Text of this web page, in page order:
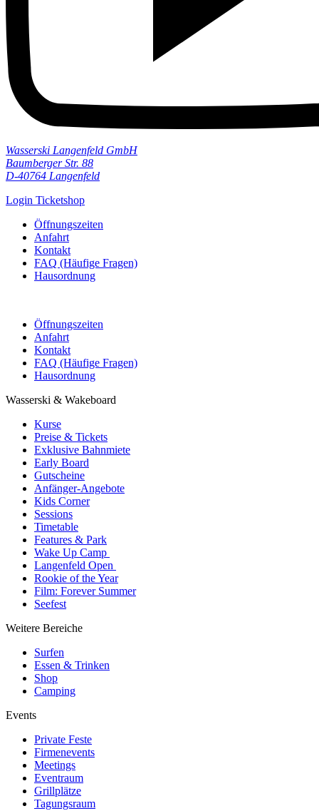
Wasserski Langenfeld GmbH
Baumberger Str. 88
D-40764 Langenfeld
Login Ticketshop
Öffnungszeiten
Anfahrt
Kontakt
FAQ (Häufige Fragen)
Hausordnung
Öffnungszeiten
Anfahrt
Kontakt
FAQ (Häufige Fragen)
Hausordnung
Wasserski & Wakeboard
Kurse
Preise & Tickets
Exklusive Bahnmiete
Early Board
Gutscheine
Anfänger-Angebote
Kids Corner
Sessions
Timetable
Features & Park
Wake Up Camp
Langenfeld Open
Rookie of the Year
Film: Forever Summer
Seefest
Weitere Bereiche
Surfen
Essen & Trinken
Shop
Camping
Events
Private Feste
Firmenevents
Meetings
Eventraum
Grillplätze
Tagungsraum